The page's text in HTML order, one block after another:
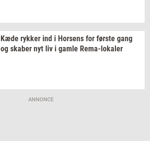
Kæde ryk­ker ind i Hor­sens for før­ste gang
og ska­ber nyt liv i gamle Rema-​lokaler
ANNONCE